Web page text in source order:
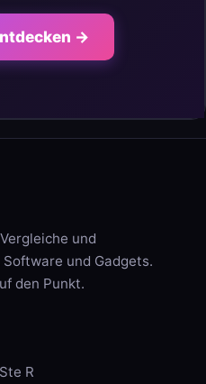
→
und
und Gadgets.
den Punkt.
R